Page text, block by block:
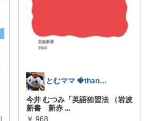
とむママ 🍓thank you！
今井 むつみ「英語独習法 （岩波
新書 新赤 ...
￥ 968